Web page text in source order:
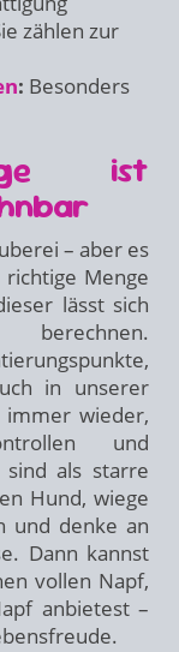
zählen zur
: Besonders
ist
– aber es
Menge
lässt sich
in unserer
immer wieder,
und
sind als starre
Hund, wiege
und denke an
Dann kannst
vollen Napf,
anbietest –